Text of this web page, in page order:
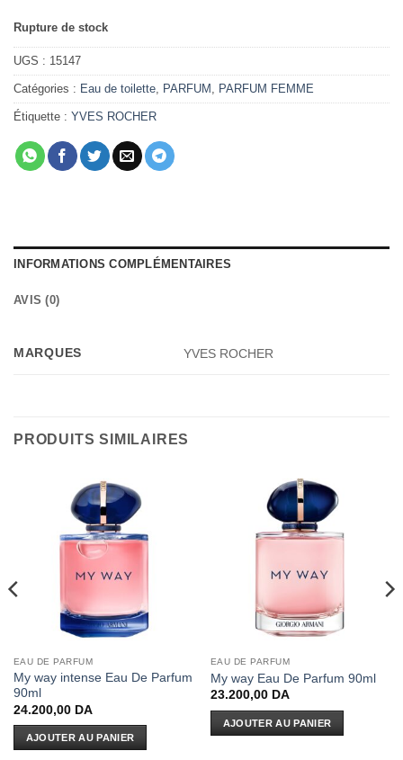
Rupture de stock
UGS : 15147
Catégories : Eau de toilette PARFUM PARFUM FEMME
Étiquette : YVES ROCHER
INFORMATIONS COMPLÉMENTAIRES
AVIS (0)
MARQUES YVES ROCHER
PRODUITS SIMILAIRES
EAU DE PARFUM
My way intense Eau De Parfum
90ml
24.200,00 DA
AJOUTER AU PANIER
EAU DE PARFUM
My way Eau De Parfum 90ml
23.200,00 DA
AJOUTER AU PANIER